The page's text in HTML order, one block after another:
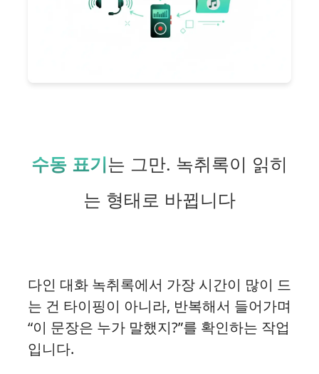
수동 표기는 그만. 녹취록이 읽히
는 형태로 바뀝니다
다인 대화 녹취록에서 가장 시간이 많이 드
는 건 타이핑이 아니라, 반복해서 들어가며
“이 문장은 누가 말했지?”를 확인하는 작업
입니다.